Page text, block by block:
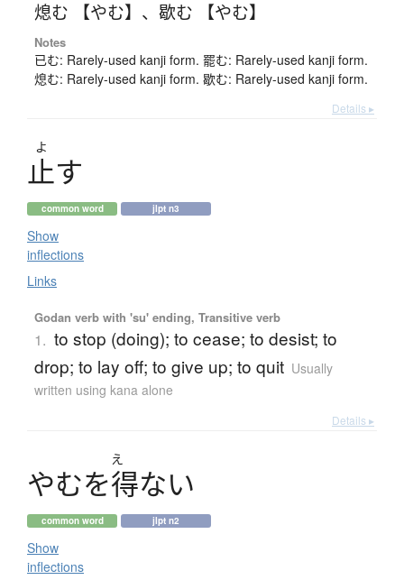
熄む 【やむ】 、 歇む 【やむ】
Notes
已む: Rarely-used kanji form. 罷む: Rarely-used kanji form.
熄む: Rarely-used kanji form. 歇む: Rarely-used kanji form.
Details ▸
よ
止す
common word jlpt n3
Show
inflections
Links
Godan verb with 'su' ending, Transitive verb
1. to stop (doing); to cease; to desist; to
drop; to lay off; to give up; to quit Usually
written using kana alone
Details ▸
え
やむを得ない
common word jlpt n2
Show
inflections